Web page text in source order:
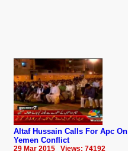
Altaf Hussain Calls For Apc On
Yemen Conflict
29 Mar 2015 Views: 74192